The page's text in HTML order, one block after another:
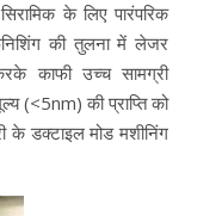
के लिए पारंपरिक
की तुलना में लेजर
काफी उच्च सामग्री
(<5nm) की प्राप्ति को
के डक्टाइल मोड मशीनिंग